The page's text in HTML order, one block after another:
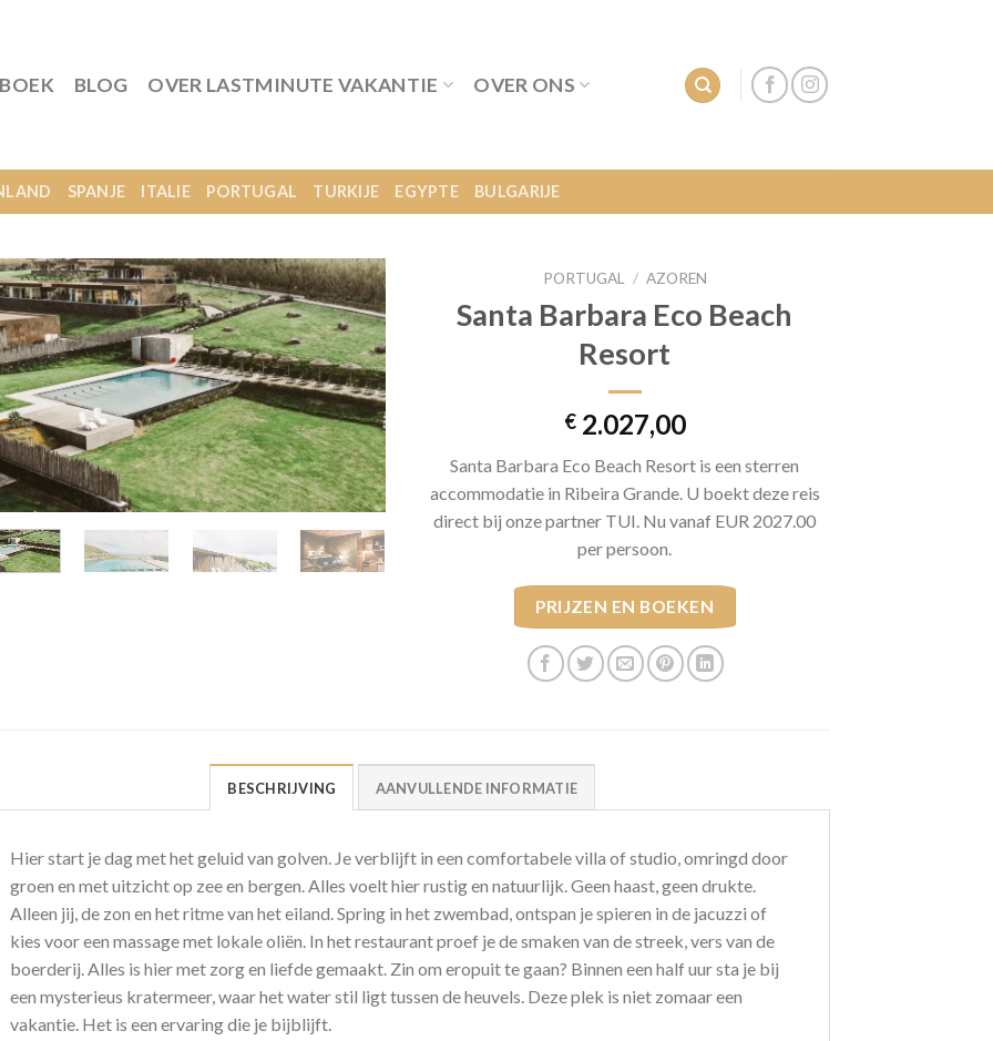
BLOG OVER LASTMINUTE VAKANTIE OVER ONS
SPANJE ITALIE PORTUGAL TURKIJE EGYPTE BULGARIJE
PORTUGAL / AZOREN
Santa Barbara Eco Beach
Resort
€2.027,00
Santa Barbara Eco Beach Resort is een sterren
accommodatie in Ribeira Grande. U boekt deze reis
direct bij onze partner TUI. Nu vanaf EUR 2027.00
per persoon.
PRIJZEN EN BOEKEN
BESCHRIJVING AANVULLENDE INFORMATIE
Hier start je dag met het geluid van golven. Je verblijft in een comfortabele villa of studio, omringd door
groen en met uitzicht op zee en bergen. Alles voelt hier rustig en natuurlijk. Geen haast, geen drukte.
Alleen jij, de zon en het ritme van het eiland. Spring in het zwembad, ontspan je spieren in de jacuzzi of
kies voor een massage met lokale oliën. In het restaurant proef je de smaken van de streek, vers van de
boerderij. Alles is hier met zorg en liefde gemaakt. Zin om eropuit te gaan? Binnen een half uur sta je bij
een mysterieus kratermeer, waar het water stil ligt tussen de heuvels. Deze plek is niet zomaar een
vakantie. Het is een ervaring die je bijblijft.